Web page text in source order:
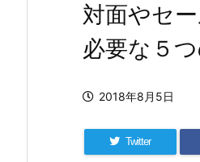
対面やセ
必要な５
2018年8月5日
Twitter